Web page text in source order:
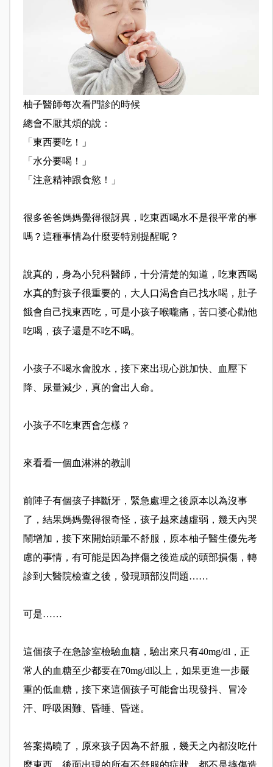
柚子醫師每次看門診的時候
總會不厭其煩的說：
「東西要吃！」
「水分要喝！」
「注意精神跟食慾！」
很多爸爸媽媽覺得很訝異，吃東西喝水不是很平常的事
嗎？ 這種事情為什麼要特別提醒呢？
說真的，身為小兒科醫師，十分清楚的知道，吃東西喝
水真的對孩子很重要的，大人口渴會自己找水喝，肚子
餓會自己找東西吃，可是小孩子喉嚨痛，苦口婆心勸他
吃喝，孩子還是不吃不喝。
小孩子不喝水會脫水，接下來出現心跳加快、血壓下
降、尿量減少，真的會出人命。
小孩子不吃東西會怎樣？
來看看一個血淋淋的教訓
前陣子有個孩子摔斷牙，緊急處理之後原本以為沒事
了，結果媽媽覺得很奇怪，孩子越來越虛弱，幾天內哭
鬧增加，接下來開始頭暈不舒服，原本柚子醫生優先考
慮的事情，有可能是因為摔傷之後造成的頭部損傷，轉
診到大醫院檢查之後 ，發現頭部沒問題……
可是……
這個孩子在急診室檢驗血糖，驗出來只有40mg/dl，正
常人的血糖至少都要在70mg/dl以上，如果更進一步嚴
重的低血糖，接下來這個孩子可能會出現發抖、冒冷
汗、呼吸困難、昏睡、昏迷。
答案揭曉了，原來孩子因為不舒服，幾天之內都沒吃什